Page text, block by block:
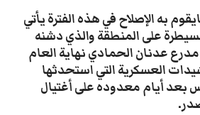
به الإصلاح في هذه الفترة يأتي
على المنطقة والذي دشنه
بإغتيال قائد اللواء 35 مدرع عدنان الحمادي نهاية العام
العسكرية التي استحدثها
بعد أيام معدوده على أغتيال